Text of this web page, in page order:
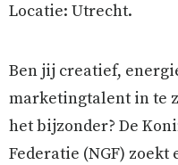
Locatie: Utrecht.
Ben jij creatief,
marketingtalent in te
het bijzonder? De
Federatie (NGF)